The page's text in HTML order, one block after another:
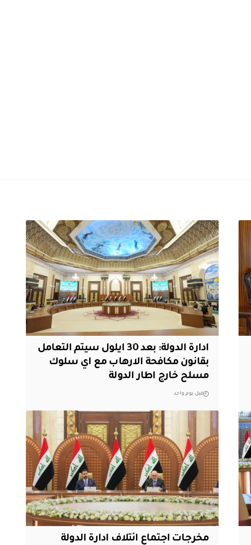
ادارة الدولة: بعد 30 ايلول سيتم التعامل
بقانون مكافحة الارهاب مع اي سلوك
مسلح خارج اطار الدولة
قبل يوم واحد
مخرجات اجتماع ائتلاف ادارة الدولة